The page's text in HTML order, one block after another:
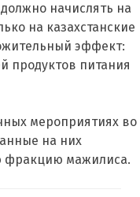
начислять на
на казахстанские
эффект:
продуктов питания
мероприятиях во
на них
фракцию мажилиса.